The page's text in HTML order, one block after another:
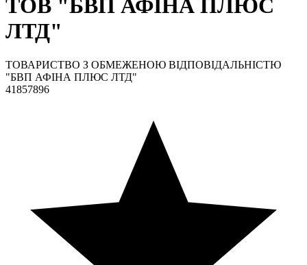
ТОВ "БВП АФІНА ПЛЮС
ЛТД"
ТОВАРИСТВО З ОБМЕЖЕНОЮ ВІДПОВІДАЛЬНІСТЮ
"БВП АФІНА ПЛЮС ЛТД"
41857896